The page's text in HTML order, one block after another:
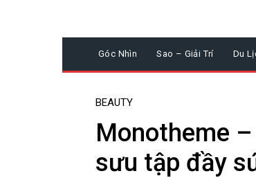
Góc Nhìn Sao – Giải Trí Du
BEAUTY
Monotheme
sưu tập đầy